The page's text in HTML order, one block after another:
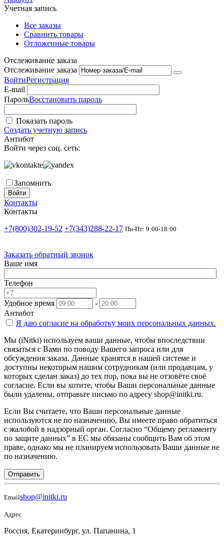
Учетная запись
Все заказы
Сравнить товары
Отложенные товары
Отслеживание заказа
Отслеживание заказа
ВойтиРегистрация
E-mail
ПарольВосстановить пароль
Показать пароль
Создать учетную запись
Антибот
Войти через соц. сеть:
Запомнить
Войти
Контакты
Контакты
+7(800)302-19-52 +7(343)288-22-17 Пн-Пт: 9:00-18:00
Заказать обратный звонок
Ваше имя
Телефон
Удобное время
-
Антибот
Я даю согласие на обработку моих персональных данных.
Мы (iNitki) используем ваши данные, чтобы впоследствии
связаться с Вами по поводу Вашего запроса или для
обсуждения заказа. Данные хранятся в нашей системе и
доступны некоторым нашим сотрудникам (или продавцам, у
которых сделан заказ) до тех пор, пока вы не отзовёте своё
согласие. Если вы хотите, чтобы Ваши персональные данные
были удалены, отправьте письмо по адресу shop@initki.ru.
Если Вы считаете, что Ваши персональные данные
используются не по назначению, Вы имеете право обратиться
с жалобой в надзорный орган. Согласно “Общему регламенту
по защите данных” в ЕС мы обязаны сообщить Вам об этом
праве, однако мы не планируем использовать Ваши данные не
по назначению.
Отправить
Emailshop@initki.ru
Адрес
Россия, Екатеринбург, ул. Папанина, 1